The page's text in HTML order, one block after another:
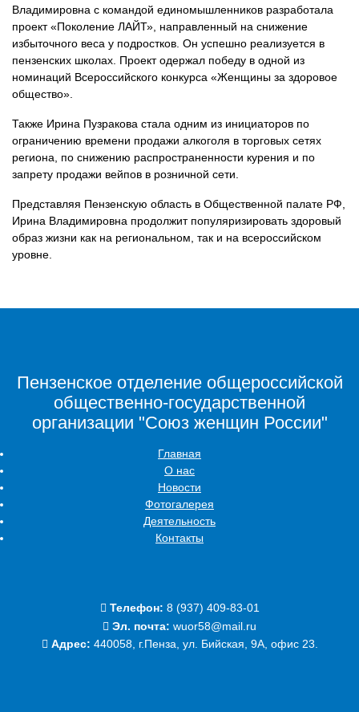
Владимировна с командой единомышленников разработала
проект «Поколение ЛАЙТ», направленный на снижение
избыточного веса у подростков. Он успешно реализуется в
пензенских школах. Проект одержал победу в одной из
номинаций Всероссийского конкурса «Женщины за здоровое
общество».
Также Ирина Пузракова стала одним из инициаторов по
ограничению времени продажи алкоголя в торговых сетях
региона, по снижению распространенности курения и по
запрету продажи вейпов в розничной сети.
Представляя Пензенскую область в Общественной палате РФ,
Ирина Владимировна продолжит популяризировать здоровый
образ жизни как на региональном, так и на всероссийском
уровне.
Пензенское отделение общероссийской
общественно-государственной
организации "Союз женщин России"
Главная
О нас
Новости
Фотогалерея
Деятельность
Контакты
Телефон: ‭8 (937) 409-83-01‬
Эл. почта: wuor58@mail.ru
Адрес: 440058, г.Пенза, ул. Бийская, 9А, офис 23.